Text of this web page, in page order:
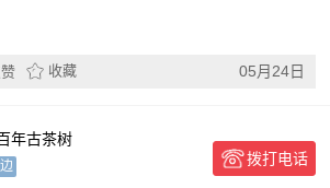
收藏 05月24日
年古茶树
拨打电话